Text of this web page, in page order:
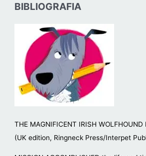
BIBLIOGRAFIA
THE MAGNIFICENT IRISH
(UK edition, Ringneck Press/Interpet